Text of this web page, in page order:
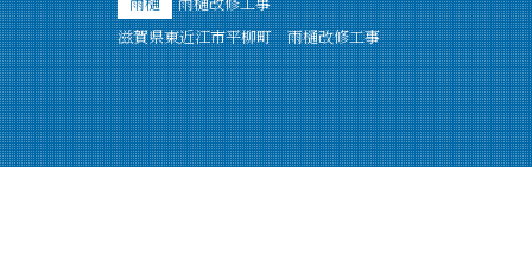
滋賀県東近江市平柳町 雨樋改修工事